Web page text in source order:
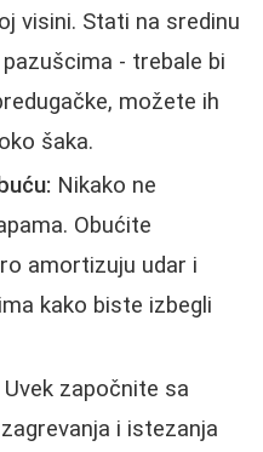
visini. Stati na sredinu
- trebale bi
možete ih
šaka.
Nikako ne
Obućite
amortizuju udar i
kako biste izbegli
Uvek započnite sa
i istezanja